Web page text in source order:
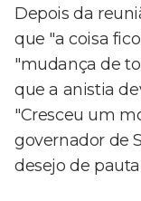
Depois da
que "a coisa
"mudança de
que a anistia
"Cresceu um
governador de
desejo de